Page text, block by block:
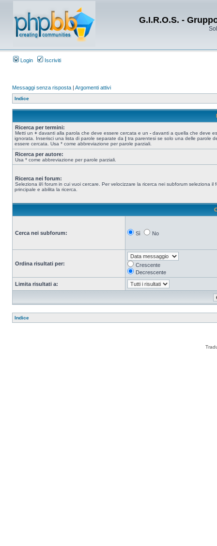
G.I.R.O.S. -
Login Iscriviti
Messaggi senza risposta | Argomenti attivi
Indice
Ricerca per termini:
Metti un + davanti alla parola che deve essere cercata e un - davanti a quella che deve
ignorata. Inserisci una lista di parole separate da | tra parentesi se solo una delle parole
essere cercata. Usa * come abbreviazione per parole parziali.
Ricerca per autore:
Usa * come abbreviazione per parole parziali.
Ricerca nei forum:
Seleziona il/i forum in cui vuoi cercare. Per velocizzare la ricerca nei subforum seleziona il
principale e abilita la ricerca.
Cerca nei subforum: Sì No
Ordina risultati per:
Crescente
Decrescente
Limita risultati a:
Indice